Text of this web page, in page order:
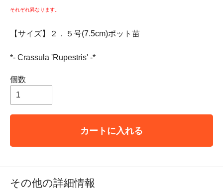
それぞれ異なります。
【サイズ】２．５号(7.5cm)ポット苗
*- Crassula 'Rupestris' -*
個数
カートに入れる
その他の詳細情報